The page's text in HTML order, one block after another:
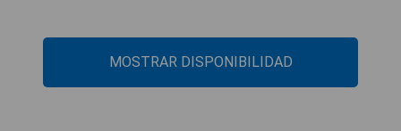
MOSTRAR DISPONIBILIDAD